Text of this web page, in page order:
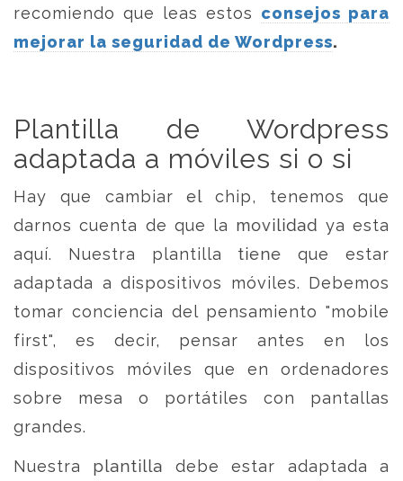
recomiendo que leas estos consejos para
mejorar la seguridad de Wordpress.
Plantilla de Wordpress
adaptada a móviles si o si
Hay que cambiar el chip, tenemos que
darnos cuenta de que la movilidad ya esta
aquí. Nuestra plantilla tiene que estar
adaptada a dispositivos móviles. Debemos
tomar conciencia del pensamiento "mobile
first", es decir, pensar antes en los
dispositivos móviles que en ordenadores
sobre mesa o portátiles con pantallas
grandes.
Nuestra plantilla debe estar adaptada a